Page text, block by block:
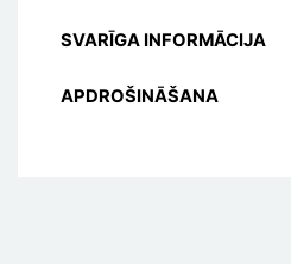
SVARĪGA INFORMĀCIJA
APDROŠINĀŠANA